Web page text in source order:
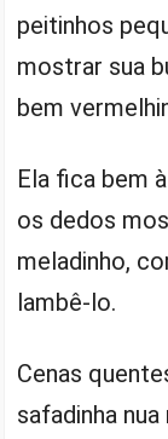
peitinhos
mostrar sua
bem
Ela fica bem
os dedos
meladinho,
lambê-lo.
Cenas
safadinha